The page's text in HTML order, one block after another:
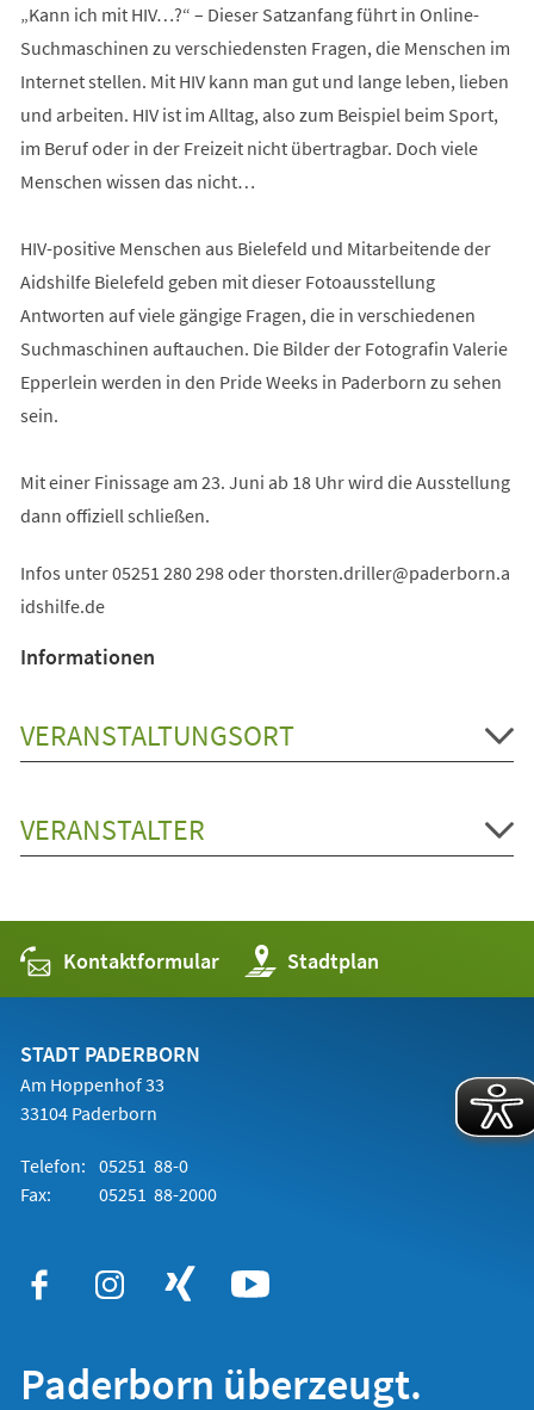
„Kann ich mit HIV…?“ – Dieser Satzanfang führt in Online-
Suchmaschinen zu verschiedensten Fragen, die Menschen im
Internet stellen. Mit HIV kann man gut und lange leben, lieben
und arbeiten. HIV ist im Alltag, also zum Beispiel beim Sport,
im Beruf oder in der Freizeit nicht übertragbar. Doch viele
Menschen wissen das nicht…
HIV-positive Menschen aus Bielefeld und Mitarbeitende der
Aidshilfe Bielefeld geben mit dieser Fotoausstellung
Antworten auf viele gängige Fragen, die in verschiedenen
Suchmaschinen auftauchen. Die Bilder der Fotografin Valerie
Epperlein werden in den Pride Weeks in Paderborn zu sehen
sein.
Mit einer Finissage am 23. Juni ab 18 Uhr wird die Ausstellung
dann offiziell schließen.
Infos unter 05251 280 298 oderthorsten.driller
paderborn.a
idshilfe de
Informationen
VERANSTALTUNGSORT
VERANSTALTER
Kontaktformular Stadtplan
(Öffnet
in
einem
STADT PADERBORN
Am Hoppenhof 33
33104 Paderborn
Telefon: 05251 88-0
Fax:
05251 88-2000
Paderborn überzeugt.